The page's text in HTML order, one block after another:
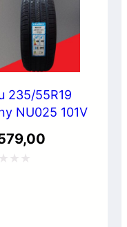
235/55R19
NU025 101V